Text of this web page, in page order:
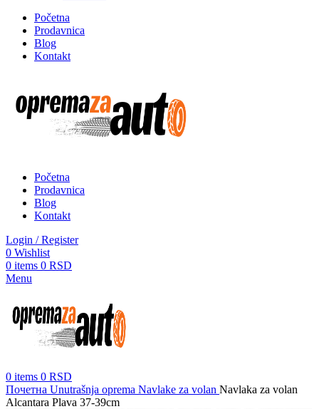
Početna
Prodavnica
Blog
Kontakt
Početna
Prodavnica
Blog
Kontakt
Login / Register
0 Wishlist
0 items 0 RSD
Menu
0 items 0 RSD
Почетна Unutrašnja oprema Navlake za volan Navlaka za volan
Alcantara Plava 37-39cm